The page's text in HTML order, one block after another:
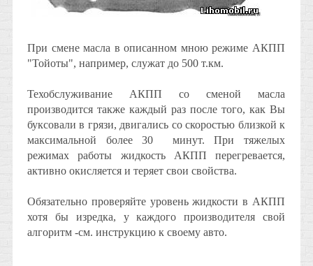
При смене масла в описанном мною режиме АКПП
"Тойоты", например, служат до 500 т.км.
Техобслуживание АКПП со сменой масла
производится также каждый раз после того, как Вы
буксовали в грязи, двигались со скоростью близкой к
максимальной более 30 минут. При тяжелых
режимах работы жидкость АКПП перегревается,
активно окисляется и теряет свои свойства.
Обязательно проверяйте уровень жидкости в АКПП
хотя бы изредка, у каждого производителя свой
алгоритм -см. инструкцию к своему авто.